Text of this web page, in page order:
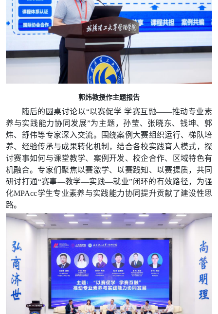
郭炜教授作主题报告
随后的圆桌讨论以“以赛促学 学赛互融——推动专业素
养与实践能力协同发展”为主题，孙莹、张晓东、钱坤、郭
炜、舒伟等专家深入交流。
围绕案例大赛组织运行、梯队培
养、经验传承与成果转化机制，结合各校实践育人模式，探
讨赛事如何与课堂教学、案例开发、校企合作、区域特色有
机融合。专家们聚焦以赛激学、以赛践知、以赛提质，共同
研讨打通“赛事—教学—实践—就业”闭环的有效路径，为强
化MPAcc学生专业素养与实践能力协同提升贡献了建设性思
路。